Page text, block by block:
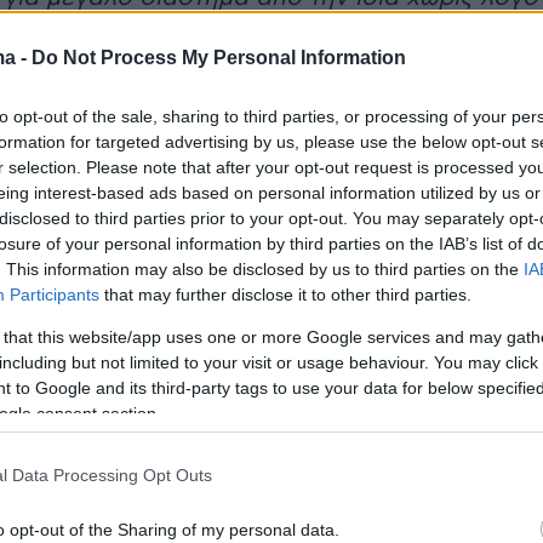
- Do Not Process My Personal Information
opt-out of the sale, sharing to third parties, or processing of your
for targeted advertising by us, please use the below opt-out
selection. Please note that after your opt-out request is processed
interest-based ads based on personal information utilized by us
to third parties prior to your opt-out. You may separately
of your personal information by third parties on the IAB’s list of
This information may also be disclosed by us to third parties on the
Participants that may further disclose it to other third parties.
that this website/app uses one or more Google services and may
but not limited to your visit or usage behaviour. You may
to Google and its third-party tags to use your data for below
consent section.
Data Processing Opt Outs
opt-out of the Sharing of my personal data.
δεν φέρομαι έτσι. Έκανε πράγματα που εγώ
Δεν υπάρχει καμία περίπτωση
Μιλούσαμε και ξαφνικά έκοψε κάθε
μπλοκάρει τα πάντα. Άμα θέλεις κάποιον
δεν σε μπλοκάρει».
υπέγραψαν το σύμφωνο στις φυλακές
βρέθηκε μαζί με τη μητέρα της,Σοφία
φυλακές Κορυδαλλού, για το ευχάριστο
εκεί κρατείται για να εκτίσει την ποινή του
της.